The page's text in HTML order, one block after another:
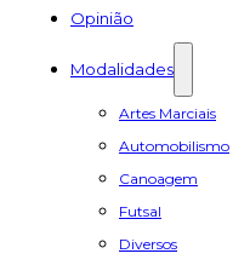
Opinião
Modalidades
Artes Marciais
Automobilismo
Canoagem
Futsal
Diversos